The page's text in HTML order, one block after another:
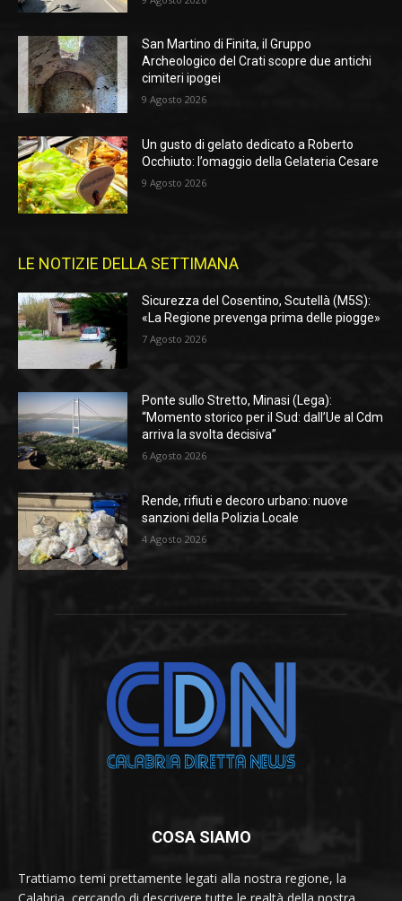
San Martino di Finita, il Gruppo
Archeologico del Crati scopre due antichi
cimiteri ipogei
9 Agosto 2026
Un gusto di gelato dedicato a Roberto
Occhiuto: l’omaggio della Gelateria Cesare
9 Agosto 2026
LE NOTIZIE DELLA SETTIMANA
Sicurezza del Cosentino, Scutellà (M5S):
«La Regione prevenga prima delle piogge»
7 Agosto 2026
Ponte sullo Stretto, Minasi (Lega):
“Momento storico per il Sud: dall’Ue al Cdm
arriva la svolta decisiva”
6 Agosto 2026
Rende, rifiuti e decoro urbano: nuove
sanzioni della Polizia Locale
4 Agosto 2026
COSA SIAMO
Trattiamo temi prettamente legati alla nostra regione, la
Calabria, cercando di descrivere tutte le realtà della nostra